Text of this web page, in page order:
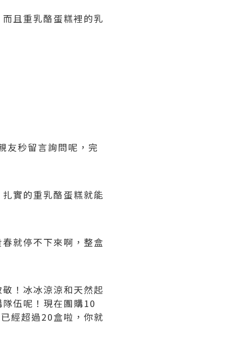
且重乳酪蛋糕裡的乳
友秒留言詢問呢，完
實的重乳酪蛋糕就能
就停不下來啊，整盒
！冰冰涼涼和天然起
伍呢！現在團購10
經超過20盒啦，你就